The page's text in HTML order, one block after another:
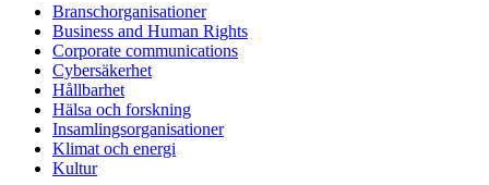
Branschorganisationer
Business and Human Rights
Corporate communications
Cybersäkerhet
Hållbarhet
Hälsa och forskning
Insamlingsorganisationer
Klimat och energi
Kultur